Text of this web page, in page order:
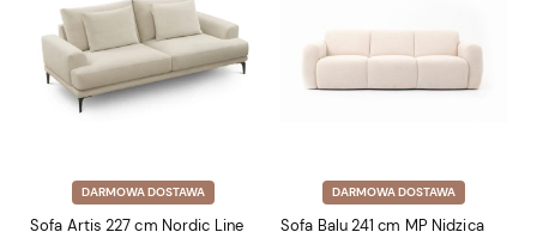
DARMOWA DOSTAWA
Sofa Artis 227 cm Nordic Line
DARMOWA DOSTAWA
Sofa Balu 241 cm MP Nidzica